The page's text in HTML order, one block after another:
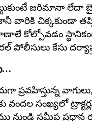
జరిమానా
వారికి చిక్కకుండా
కోల్పోవడం
పోలీసులు కేసు
ప్రవహిస్తున్న
వందల సంఖ్యలో
నుండి సమీప